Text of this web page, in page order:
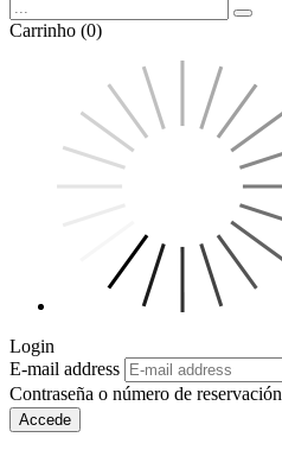
Carrinho (0)
Login
E-mail address
Contraseña o número de reservación
Accede